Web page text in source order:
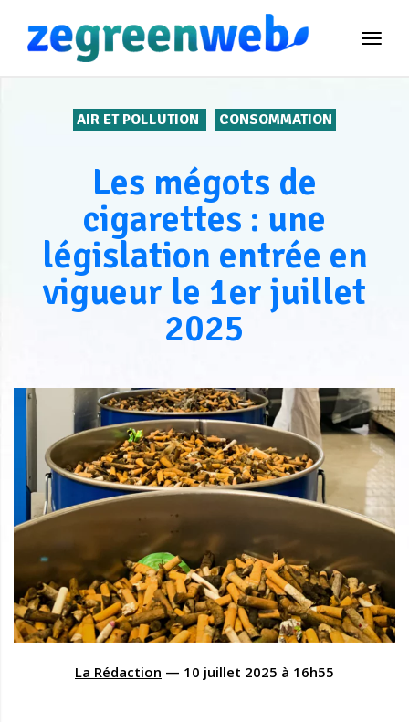
AIR ET POLLUTION CONSOMMATION
Les mégots de
cigarettes : une
législation entrée en
vigueur le 1er juillet
2025
La Rédaction — 10 juillet 2025 à 16h55